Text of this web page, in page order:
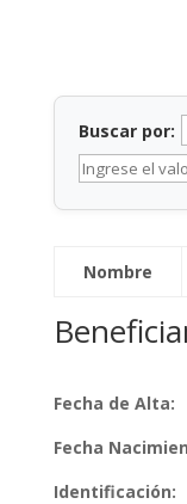
Buscar por:
Nombre
Fecha de Alta:
Fecha
Identificación: